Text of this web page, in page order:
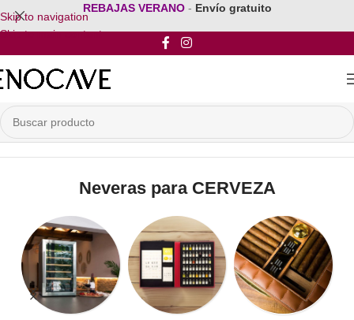
Skip to navigation
Skip to main content
REBAJAS VERANO - Envío gratuito
Inicio/Neveras para CERVEZA
Neveras para CERVEZA